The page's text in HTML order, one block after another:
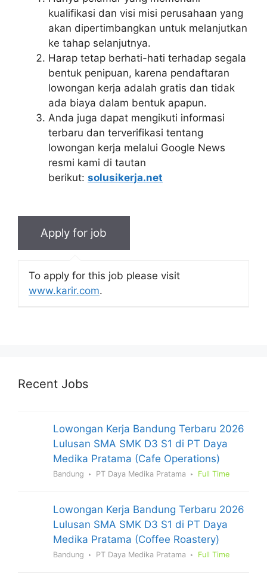
kualifikasi dan visi misi perusahaan yang
akan dipertimbangkan untuk melanjutkan
ke tahap selanjutnya.
Harap tetap berhati-hati terhadap segala
bentuk penipuan, karena pendaftaran
lowongan kerja adalah gratis dan tidak
ada biaya dalam bentuk apapun.
Anda juga dapat mengikuti informasi
terbaru dan terverifikasi tentang
lowongan kerja melalui Google News
resmi kami di tautan
berikut: solusikerja.net
To apply for this job please visit
www.karir.com.
Recent Jobs
Lowongan Kerja Bandung Terbaru 2026
Lulusan SMA SMK D3 S1 di PT Daya
Medika Pratama (Cafe Operations)
Bandung PT Daya Medika Pratama Full Time
Lowongan Kerja Bandung Terbaru 2026
Lulusan SMA SMK D3 S1 di PT Daya
Medika Pratama (Coffee Roastery)
Bandung PT Daya Medika Pratama Full Time